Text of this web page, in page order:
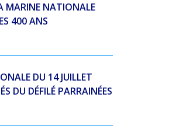
MARINE NATIONALE
400 ANS
DU 14 JUILLET
DU DÉFILÉ PARRAINÉES